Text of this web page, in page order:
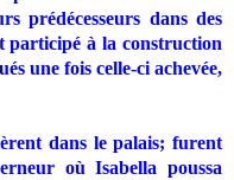
prédécesseurs dans des
participé à la construction
une fois celle-ci achevée,
dans le palais; furent
où Isabella poussa